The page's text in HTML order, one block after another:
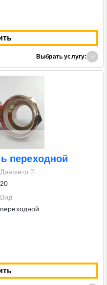
Выбрать услугу:
переходной
Диаметр 2
20
Вид
переходной